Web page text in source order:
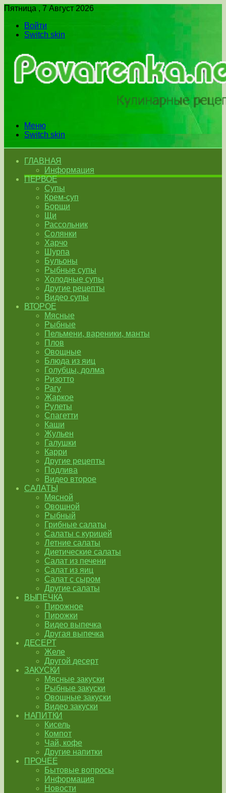
Пятница , 7 Август 2026
Войти
Switch skin
Меню
Switch skin
ГЛАВНАЯ
Информация
ПЕРВОЕ
Супы
Крем-суп
Борщи
Щи
Рассольник
Солянки
Харчо
Шурпа
Бульоны
Рыбные супы
Холодные супы
Другие рецепты
Видео супы
ВТОРОЕ
Мясные
Рыбные
Пельмени, вареники, манты
Плов
Овощные
Блюда из яиц
Голубцы, долма
Ризотто
Рагу
Жаркое
Рулеты
Спагетти
Каши
Жульен
Галушки
Карри
Другие рецепты
Подлива
Видео второе
САЛАТЫ
Мясной
Овощной
Рыбный
Грибные салаты
Салаты с курицей
Летние салаты
Диетические салаты
Салат из печени
Салат из яиц
Салат с сыром
Другие салаты
ВЫПЕЧКА
Пирожное
Пирожки
Видео выпечка
Другая выпечка
ДЕСЕРТ
Желе
Другой десерт
ЗАКУСКИ
Мясные закуски
Рыбные закуски
Овощные закуски
Видео закуски
НАПИТКИ
Кисель
Компот
Чай, кофе
Другие напитки
ПРОЧЕЕ
Бытовые вопросы
Информация
Новости